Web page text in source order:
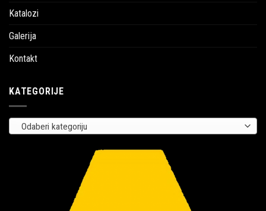
Katalozi
Galerija
Kontakt
KATEGORIJE
Odaberi kategoriju